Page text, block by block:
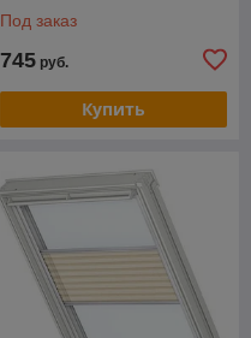
Под заказ
745 руб.
Купить